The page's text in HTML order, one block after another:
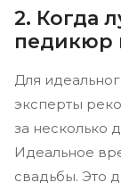
2. Когда
педикюр
Для
эксперты
за несколько
Идеальное
свадьбы. Это